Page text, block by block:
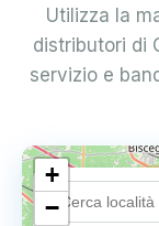
Utilizza la
distributori di
servizio e
+
−